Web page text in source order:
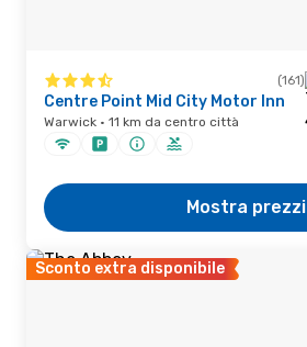
(161)
Centre Point Mid City Motor Inn
Warwick · 11 km da centro città
Mostra prezzi
Sconto extra disponibile